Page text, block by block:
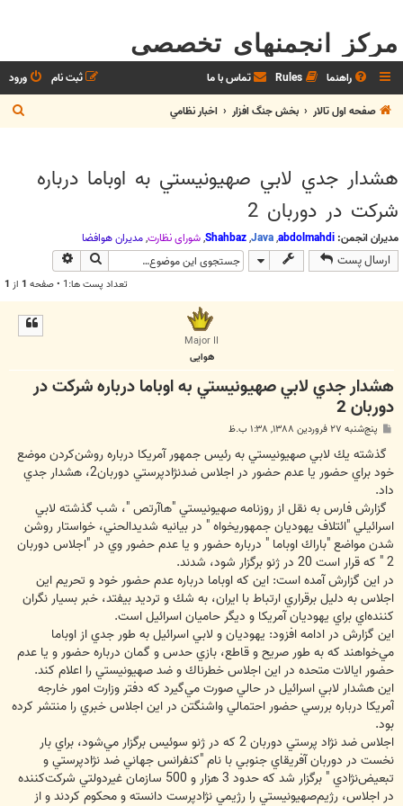
مرکز انجمنهای تخصصی
راهنما Rules تماس با ما ورود
ثبت نام
صفحه اول تالار
بخش جنگ افزار اخبار نظامي
س
هشدار جدي لابي صهيونيستي به اوباما درباره
شركت در دوربان 2
مدیران انجمن: abdolmahdi
,
Java
,
Shahbaz
,شوراي نظارت,مديران هوافضا
ارسال پست جستجو
تعداد پست ها:1 • صفحه 1 از 1
Major II
هوایی
هشدار جدي لابي صهيونيستي به اوباما درباره شركت در
دوربان 2
س
ت
پنج‌شنبه ۲۷ فروردین ۱۳۸۸, ۱:۳۸ ب.ظ
گذشته يك لابي صهيونيستي به رئيس جمهور آمريكا درباره روشن‌كردن موضع
خود براي حضور يا عدم حضور در اجلاس ضدنژادپرستي دوربان2، هشدار جدي
داد.
گزارش فارس به نقل از روزنامه صهيونيستي "هاآرتص "، شب گذشته لابي
اسرائيلي "ائتلاف يهوديان جمهوريخواه " در بيانيه شديد‌الحني، خواستار روشن
شدن مواضع "باراك اوباما " درباره حضور و يا عدم حضور وي در "اجلاس دوربان
2 " كه قرار است 20 در ژنو برگزار ‌شود، شدند.
در اين گزارش آمده است: اين كه اوباما درباره عدم حضور خود و تحريم اين
اجلاس به دليل برقراري ارتباط با ايران، به شك و ترديد بيفتد، خبر بسيار نگران
كننده‌اي براي يهوديان آمريكا و ديگر حاميان اسرائيل است.
اين گزارش در ادامه افزود: يهوديان و لابي اسرائيل به طور جدي از اوباما
مي‌خواهند كه به طور صريح و قاطع، بازي حدس و گمان درباره حضور و يا عدم
حضور ايالات متحده در اين اجلاس خطرناك و ضد صهيونيستي را اعلام كند.
اين هشدار لابي اسرائيل در حالي صورت مي‌گيرد كه دفتر وزارت امور خارجه
آمريكا درباره بررسي حضور احتمالي واشنگتن‌ در اين اجلاس خبري را منتشر كرده
بود.
اجلاس ضد نژاد پرستي دوربان 2 كه در ژنو سوئيس برگزار مي‌شود، براي بار
نخست در دوربان آفريقاي جنوبي با نام "كنفرانس جهاني ضد نژادپرستي و
تبعيض‌نژادي " برگزار شد كه حدود 3 هزار و 500 سازمان غيردولتي شركت‌كننده
در اجلاس،‌ رژيم‌صهيونيستي را رژيمي نژادپرست دانسته و محكوم كردند و از